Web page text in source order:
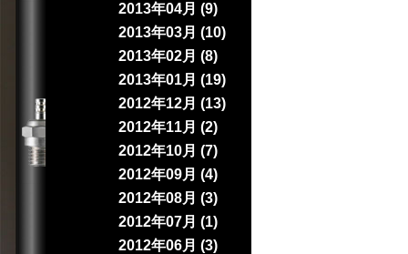
2013年04月 (9)
2013年03月 (10)
2013年02月 (8)
2013年01月 (19)
2012年12月 (13)
2012年11月 (2)
2012年10月 (7)
2012年09月 (4)
2012年08月 (3)
2012年07月 (1)
2012年06月 (3)